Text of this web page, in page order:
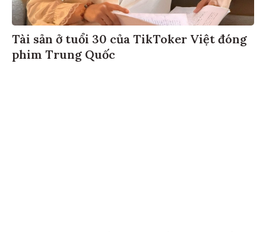
Tài sản ở tuổi 30 của TikToker Việt đóng
phim Trung Quốc